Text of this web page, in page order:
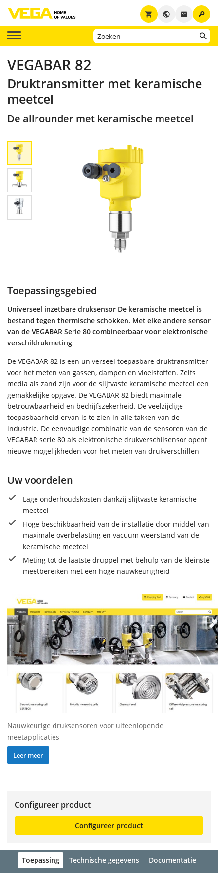
key
email
public
shopping_cart
VEGABAR 82
Druktransmitter met keramische
meetcel
De allrounder met keramische meetcel
Toepassingsgebied
Universeel inzetbare druksensor De keramische meetcel is
bestand tegen thermische schokken. Met elke andere sensor
van de VEGABAR Serie 80 combineerbaar voor elektronische
verschildrukmeting.
De VEGABAR 82 is een universeel toepasbare druktransmitter
voor het meten van gassen, dampen en vloeistoffen. Zelfs
media als zand zijn voor de slijtvaste keramische meetcel een
gemakkelijke opgave. De VEGABAR 82 biedt maximale
betrouwbaarheid en bedrijfszekerheid. De veelzijdige
toepasbaarheid ervan is te zien in alle takken van de
industrie. De eenvoudige combinatie van de sensoren van de
VEGABAR serie 80 als elektronische drukverschilsensor opent
nieuwe mogelijkheden voor het meten van drukverschillen.
Uw voordelen
Lage onderhoudskosten dankzij slijtvaste keramische
meetcel
Hoge beschikbaarheid van de installatie door middel van
maximale overbelasting en vacuüm weerstand van de
keramische meetcel
Meting tot de laatste druppel met behulp van de kleinste
meetbereiken met een hoge nauwkeurigheid
Nauwkeurige druksensoren voor uiteenlopende
meetapplicaties
Leer meer
Configureer product
Configureer product
Toepassing Technische gegevens Documentatie